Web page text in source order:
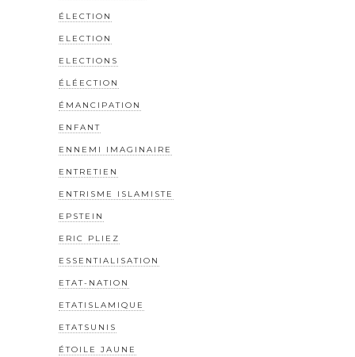
ÉLECTION
ELECTION
ELECTIONS
ÉLÉECTION
ÉMANCIPATION
ENFANT
ENNEMI IMAGINAIRE
ENTRETIEN
ENTRISME ISLAMISTE
EPSTEIN
ERIC PLIEZ
ESSENTIALISATION
ETAT-NATION
ETATISLAMIQUE
ETATSUNIS
ÉTOILE JAUNE